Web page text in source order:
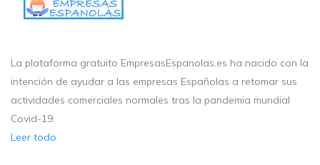
La plataforma gratuito EmpresasEspanolas.es ha nacido con la
intención de ayudar a las empresas Españolas a retomar sus
actividades comerciales normales tras la pandemia mundial
Covid-19.
Leer todo